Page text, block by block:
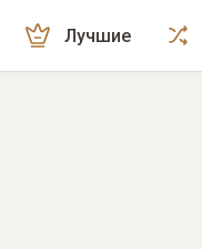
Лучшие